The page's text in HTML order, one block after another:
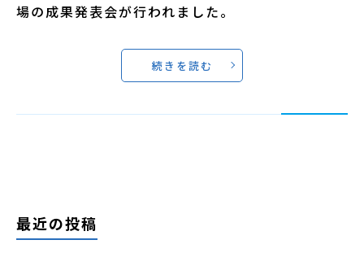
場の成果発表会が行われました。
続きを読む
最近の投稿